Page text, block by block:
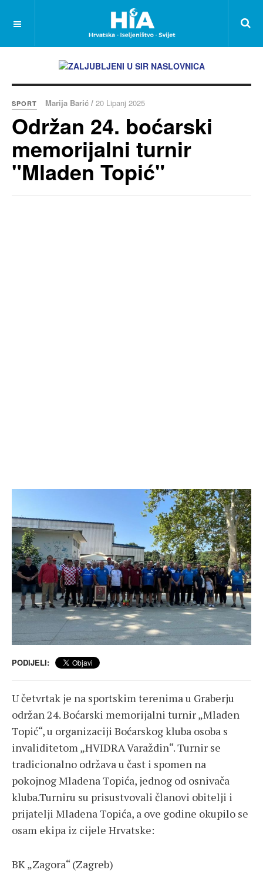
SPORT Marija Barić / 20 Lipanj 2025
Održan 24. boćarski
memorijalni turnir
"Mladen Topić"
PODIJELI:
U četvrtak je na sportskim terenima u Graberju
održan 24. Boćarski memorijalni turnir „Mladen
Topić“, u organizaciji Boćarskog kluba osoba s
invaliditetom „HVIDRA Varaždin“. Turnir se
tradicionalno održava u čast i spomen na
pokojnog Mladena Topića, jednog od osnivača
kluba.Turniru su prisustvovali članovi obitelji i
prijatelji Mladena Topića, a ove godine okupilo se
osam ekipa iz cijele Hrvatske:
BK „Zagora“ (Zagreb)